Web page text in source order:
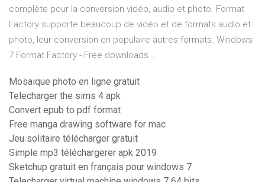
complète pour la conversion vidéo, audio et photo. Format
Factory supporte beaucoup de vidéo et de formats audio et
photo, leur conversion en populaire autres formats. Windows
7 Format Factory - Free downloads …
Mosaique photo en ligne gratuit
Telecharger the sims 4 apk
Convert epub to pdf format
Free manga drawing software for mac
Jeu solitaire télécharger gratuit
Simple mp3 téléchargerer apk 2019
Sketchup gratuit en français pour windows 7